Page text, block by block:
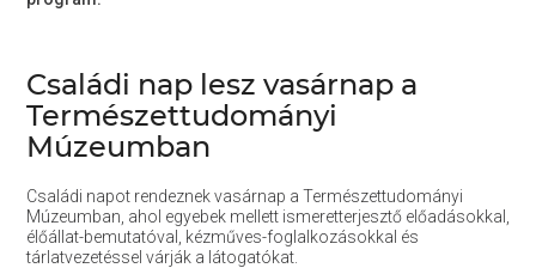
Családi nap lesz vasárnap a
Természettudományi
Múzeumban
Családi napot rendeznek vasárnap a Természettudományi
Múzeumban, ahol egyebek mellett ismeretterjesztő előadásokkal,
élőállat-bemutatóval, kézműves-foglalkozásokkal és
tárlatvezetéssel várják a látogatókat.